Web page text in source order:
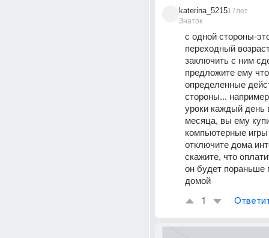
katerina_5215
Знаток
17лет
с одной стороны-
переходный
заключить с ним
предложите ему
определенные
стороны...
уроки каждый день
месяца, вы ему
компьютерные
отключите дома
скажите, что
он будет пораньше
домой
1